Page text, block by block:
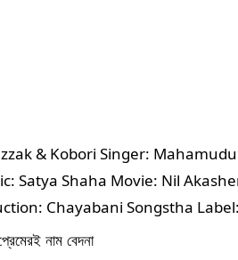
& Kobori Singer:
Satya Shaha Movie: Nil
Chayabani Songstha
নাম বেদনা